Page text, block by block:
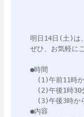
明日14日(土)は
ぜひ、お気軽に
●時間
(1)午前11時
(2)午後1時30
(3)午後3時か
●内容